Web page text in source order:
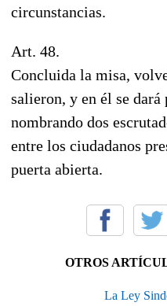
circunstancias.
Art. 48.
Concluida la misa,
salieron, y en él se
nombrando dos
entre los ciudadanos
puerta abierta.
OTROS
La Ley